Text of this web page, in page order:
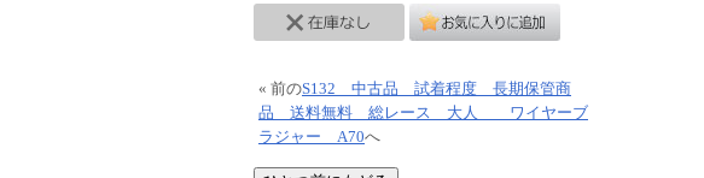
« 前のS132 中古品 試着程度 長期保管商
品 送料無料 総レース 大人 ワイヤーブ
ラジャー A70へ